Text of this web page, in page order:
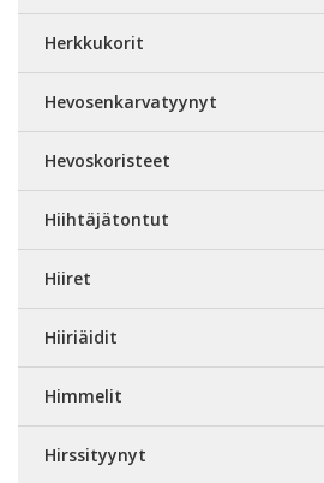
Herkkukorit
Hevosenkarvatyynyt
Hevoskoristeet
Hiihtäjätontut
Hiiret
Hiiriäidit
Himmelit
Hirssityynyt